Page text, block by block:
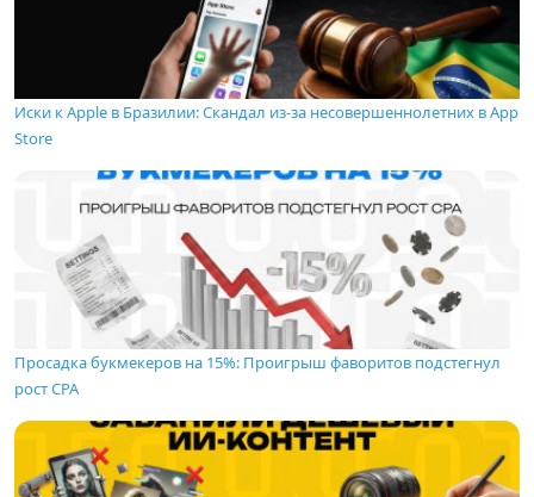
Иски к Apple в Бразилии: Скандал из-за несовершеннолетних в App
Store
Просадка букмекеров на 15%: Проигрыш фаворитов подстегнул
рост CPA